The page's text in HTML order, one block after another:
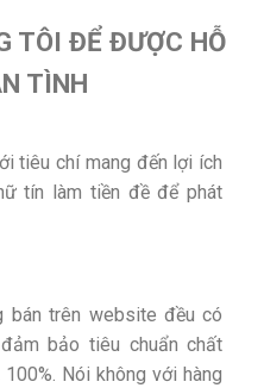
TÔI ĐỂ ĐƯỢC HỖ
TÌNH
tiêu chí mang đến lợi ích
tín làm tiền đề để phát
bán trên website đều có
bảo tiêu chuẩn chất
Nói không với hàng